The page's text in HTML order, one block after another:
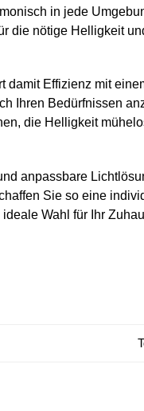
in jede
die nötige Helligkeit
damit Effizienz mit
Ihren Bedürfnissen
die Helligkeit
anpassbare
Sie so eine
Wahl für Ihr